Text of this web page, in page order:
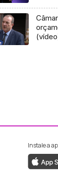
da RTP
da
Instale a